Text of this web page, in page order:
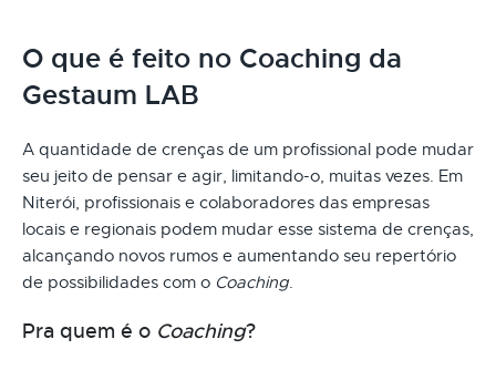
O que é feito no Coaching da
Gestaum LAB
A quantidade de crenças de um profissional pode mudar
seu jeito de pensar e agir, limitando-o, muitas vezes. Em
Niterói, profissionais e colaboradores das empresas
locais e regionais podem mudar esse sistema de crenças,
alcançando novos rumos e aumentando seu repertório
de possibilidades com o Coaching.
Pra quem é o Coaching?